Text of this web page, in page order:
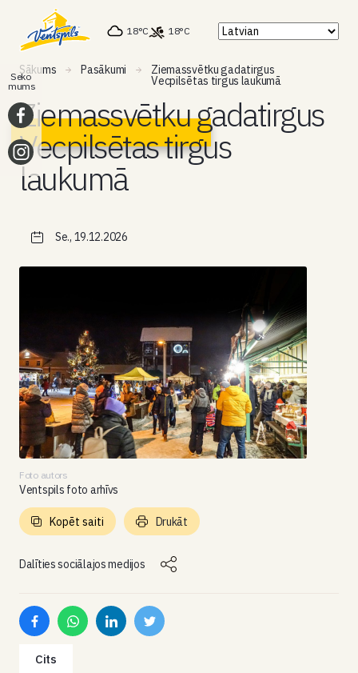
18°C 18°C
Sākums Pasākumi Ziemassvētku gadatirgus
Vecpilsētas tirgus laukumā
Ziemassvētku gadatirgus
Vecpilsētas tirgus
laukumā
Se., 19.12.2026
Foto autors
Ventspils foto arhīvs
Dalīties sociālajos medijos
Kopēt saiti Drukāt
Cits
Seko
mums